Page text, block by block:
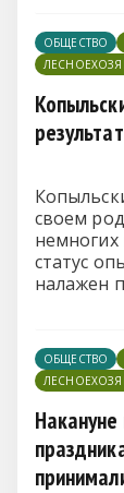
ОБЩЕСТВО
своем
немногих
статус
налажен
ОБЩЕСТВО